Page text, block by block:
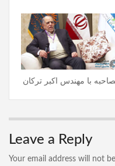
با مهندس اکبر ترکان
Leave a Reply
Your email address will not